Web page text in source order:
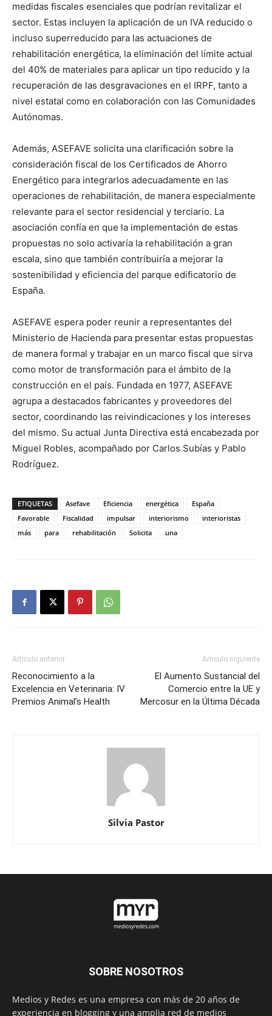
medidas fiscales esenciales que podrían revitalizar el
sector. Estas incluyen la aplicación de un IVA reducido o
incluso superreducido para las actuaciones de
rehabilitación energética, la eliminación del límite actual
del 40% de materiales para aplicar un tipo reducido y la
recuperación de las desgravaciones en el IRPF, tanto a
nivel estatal como en colaboración con las Comunidades
Autónomas.
Además, ASEFAVE solicita una clarificación sobre la
consideración fiscal de los Certificados de Ahorro
Energético para integrarlos adecuadamente en las
operaciones de rehabilitación, de manera especialmente
relevante para el sector residencial y terciario. La
asociación confía en que la implementación de estas
propuestas no solo activaría la rehabilitación a gran
escala, sino que también contribuiría a mejorar la
sostenibilidad y eficiencia del parque edificatorio de
España.
ASEFAVE espera poder reunir a representantes del
Ministerio de Hacienda para presentar estas propuestas
de manera formal y trabajar en un marco fiscal que sirva
como motor de transformación para el ámbito de la
construcción en el país. Fundada en 1977, ASEFAVE
agrupa a destacados fabricantes y proveedores del
sector, coordinando las reivindicaciones y los intereses
del mismo. Su actual Junta Directiva está encabezada por
Miguel Robles, acompañado por Carlos Subías y Pablo
Rodríguez.
ETIQUETAS Asefave Eficiencia energética
España
Favorable
Fiscalidad impulsar interiorismo
interioristas
más
para rehabilitación Solicita una
Artículo anterior
Reconocimiento a la
Excelencia en Veterinaria: IV
Premios Animal’s Health
Artículo siguiente
El Aumento Sustancial del
Comercio entre la UE y
Mercosur en la Última Década
Silvia Pastor
SOBRE NOSOTROS
Medios y Redes es una empresa con más de 20 años de
experiencia en blogging y una amplia red de medios